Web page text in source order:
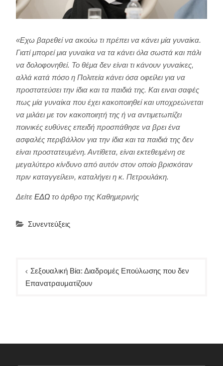
«Εχω βαρεθεί να ακούω τι πρέπει να κάνει μία γυναίκα.
Γιατί μπορεί μια γυναίκα να τα κάνει όλα σωστά και πάλι
να δολοφονηθεί. Το θέμα δεν είναι τι κάνουν γυναίκες,
αλλά κατά πόσο η Πολιτεία κάνει όσα οφείλει για να
προστατεύσει την ίδια και τα παιδιά της. Και ειναι σαφές
πως μία γυναίκα που έχει κακοποιηθεί και υποχρεώνεται
να μιλάει με τον κακοποιητή της ή να αντιμετωπίζει
ποινικές ευθύνες επειδή προσπάθησε να βρει ένα
ασφαλές περιβάλλον για την ίδια και τα παιδιά της δεν
είναι προστατευμένη. Αντίθετα, είναι εκτεθειμένη σε
μεγαλύτερο κίνδυνο από αυτόν στον οποίο βρισκόταν
πριν καταγγείλει», καταλήγει η κ. Πετρουλάκη.
Δείτε ΕΔΩτο άρθρο της Καθημερινής
Συνεντεύξεις
άρθρων
Σεξουαλική Βία: Διαδρομές Επούλωσης που δεν
Επανατραυματίζουν